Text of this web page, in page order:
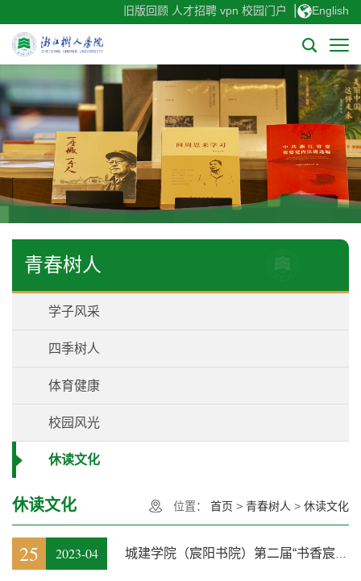
旧版回顾 人才招聘 vpn 校园门户 English
青春树人
学子风采
四季树人
体育健康
校园风光
休读文化
休读文化 位置： 首页 > 青春树人 > 休读文化
25 2023-04